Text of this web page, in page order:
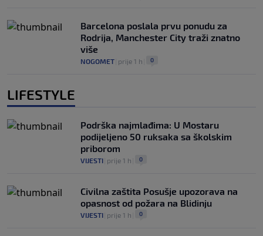
Barcelona poslala prvu ponudu za
Rodrija, Manchester City traži znatno
više
NOGOMET prije 1 h 0
LIFESTYLE
Podrška najmlađima: U Mostaru
podijeljeno 50 ruksaka sa školskim
priborom
VIJESTI prije 1 h 0
Civilna zaštita Posušje upozorava na
opasnost od požara na Blidinju
VIJESTI prije 1 h 0